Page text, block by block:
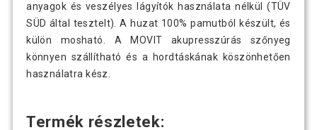
anyagok és veszélyes lágyítók használata nélkül (TÜV
SÜD által tesztelt). A huzat 100% pamutból készült, és
külön mosható. A MOVIT akupresszúrás szőnyeg
könnyen szállítható és a hordtáskának köszönhetően
használatra kész.
Termék részletek: